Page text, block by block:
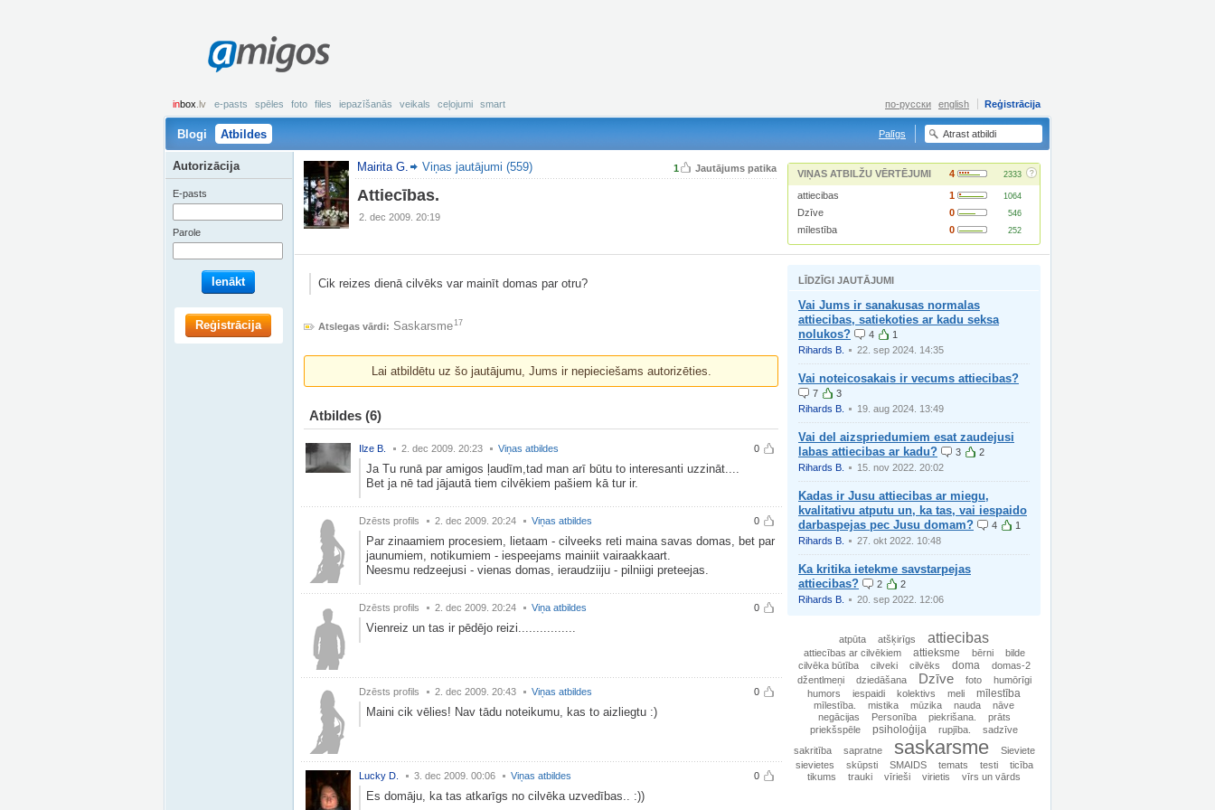
amigos
inbox .lv e-pasts spēles foto files iepazīšanās veikals ceļojumi smart Reģistrācija
по-русски english
Blogi Atbildes Palīgs
1 Jautājums patika
Mairita G. Viņas jautājumi (559)
Attiecības.
2. dec 2009. 20:19
VIŅAS ATBILŽU VĒRTĒJUMI 4 2333 ?
attiecibas 1 1064
Dzīve 0 546
mīlestība 0 252
Cik reizes dienā cilvēks var mainīt domas par otru?
Atslegas vārdi: Saskarsme17
Lai atbildētu uz šo jautājumu, Jums ir nepieciešams autorizēties.
Atbildes (6)
0
Ilze B. 2. dec 2009. 20:23 Viņas atbildes
Ja Tu runā par amigos ļaudīm,tad man arī būtu to interesanti uzzināt....
Bet ja nē tad jājautā tiem cilvēkiem pašiem kā tur ir.
0
Dzēsts profils 2. dec 2009. 20:24 Viņas atbildes
Par zinaamiem procesiem, lietaam - cilveeks reti maina savas domas, bet par
jaunumiem, notikumiem - iespeejams mainiit vairaakkaart.
Neesmu redzeejusi - vienas domas, ieraudziiju - pilniigi preteejas.
0
Dzēsts profils 2. dec 2009. 20:24 Viņa atbildes
Vienreiz un tas ir pēdējo reizi................
0
Dzēsts profils 2. dec 2009. 20:43 Viņas atbildes
Maini cik vēlies! Nav tādu noteikumu, kas to aizliegtu :)
0
Lucky D. 3. dec 2009. 00:06 Viņas atbildes
Es domāju, ka tas atkarīgs no cilvēka uzvedības.. :))
LĪDZĪGI JAUTĀJUMI
Vai Jums ir sanakusas normalas
attiecibas, satiekoties ar kadu seksa
nolukos?
4
1
Rihards B.
22. sep 2024. 14:35
Vai noteicosakais ir vecums attiecibas?
7
3
Rihards B.
19. aug 2024. 13:49
Vai del aizspriedumiem esat zaudejusi
labas attiecibas ar kadu?
3
2
Rihards B.
15. nov 2022. 20:02
Kadas ir Jusu attiecibas ar miegu,
kvalitativu atputu un, ka tas, vai iespaido
darbaspejas pec Jusu domam?
4
1
Rihards B.
27. okt 2022. 10:48
Ka kritika ietekme savstarpejas
attiecibas?
2
2
Rihards B.
20. sep 2022. 12:06
atpūta atšķirīgs attiecibas
attiecības ar cilvēkiem attieksme bērni
bilde
cilvēka būtība
cilveki cilvēks doma
domas-2
džentlmeņi
dziedāšana Dzīve foto
humōrīgi
humors
iespaidi kolektivs meli mīlestība
mīlestība. mistika mūzika nauda
nāve
negācijas
Personība piekrišana.
prāts
priekšspēle
psiholoģija rupjība.
sadzīve
sakritība
sapratne saskarsme
Sieviete
sievietes
skūpsti SMAIDS temats testi
ticība
tikums
trauki vīrieši virietis vīrs un vārds
Autorizācija
E-pasts
Parole
Ienākt
Reģistrācija